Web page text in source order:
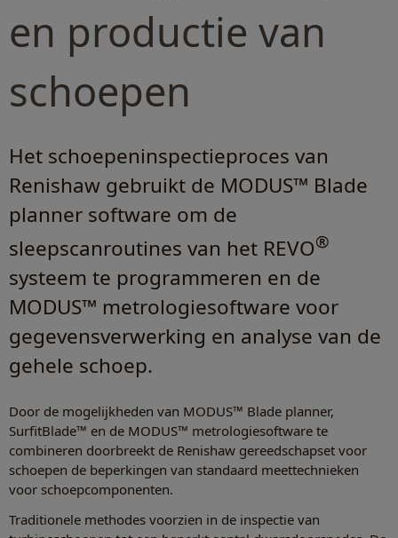
en productie van
schoepen
Het schoepeninspectieproces van
Renishaw gebruikt de MODUS™ Blade
planner software om de
sleepscanroutines van het REVO®
systeem te programmeren en de
MODUS™ metrologiesoftware voor
gegevensverwerking en analyse van de
gehele schoep.
Door de mogelijkheden van MODUS™ Blade planner,
SurfitBlade™ en de MODUS™ metrologiesoftware te
combineren doorbreekt de Renishaw gereedschapset voor
schoepen de beperkingen van standaard meettechnieken
voor schoepcomponenten.
Traditionele methodes voorzien in de inspectie van